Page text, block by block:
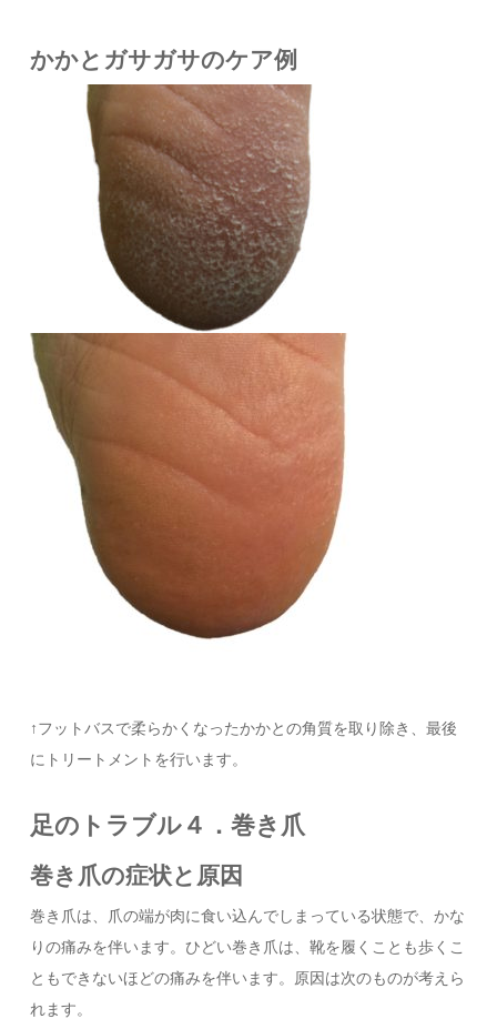
かかとガサガサのケア例
↑フットバスで柔らかくなったかかとの角質を取り除き、最後
にトリートメントを行います。
足のトラブル４．巻き爪
巻き爪の症状と原因
巻き爪は、爪の端が肉に食い込んでしまっている状態で、かな
りの痛みを伴います。ひどい巻き爪は、靴を履くことも歩くこ
ともできないほどの痛みを伴います。原因は次のものが考えら
れます。